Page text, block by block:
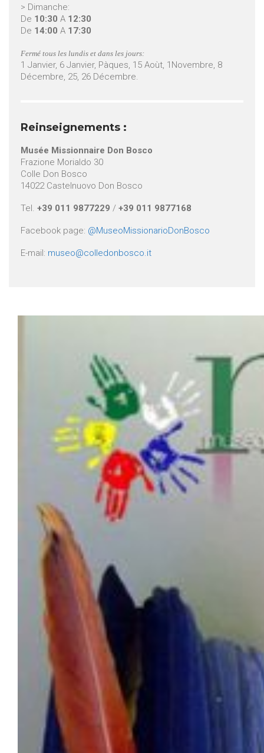
> Dimanche:
De 10:30 A 12:30
De 14:00 A 17:30
Fermé tous les lundis et dans les jours:
1 Janvier, 6 Janvier, Pàques, 15 Aoùt, 1Novembre, 8
Décembre, 25, 26 Décembre.
Reinseignements :
Musée Missionnaire Don Bosco
Frazione Morialdo 30
Colle Don Bosco
14022 Castelnuovo Don Bosco
Tel. +39 011 9877229 / +39 011 9877168
Facebook page: @MuseoMissionarioDonBosco
E-mail: museo@colledonbosco.it